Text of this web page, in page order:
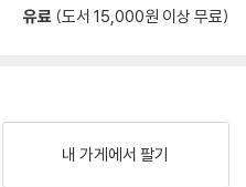
유료 (도서 15,000원 이상 무료)
내 가게에서 팔기